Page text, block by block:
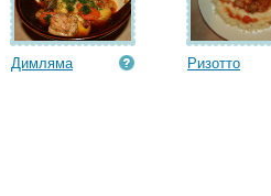
Димляма Ризотто